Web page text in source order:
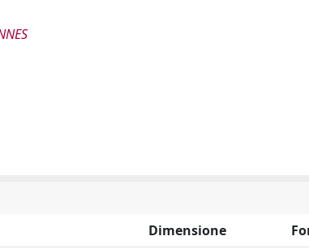
Dimensione